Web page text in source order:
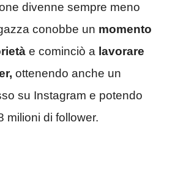
divenne sempre meno
conobbe un momento
e cominciò a lavorare
ottenendo anche un
su Instagram e potendo
milioni di follower.